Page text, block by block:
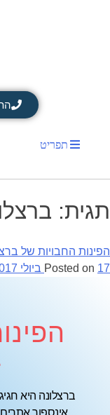
תפריט
תגית:
הפינות החבויות של
Posted on 17 ביולי 2017
ברצלונה היא